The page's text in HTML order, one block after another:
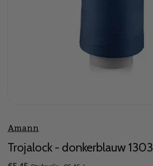
Amann
Trojalock - donkerblauw 1303